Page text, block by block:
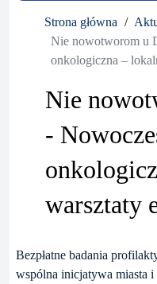
Strona główna
Nie nowotworom u
onkologiczna –
Nie
-
warsztaty
Bezpłatne badania
wspólna inicjatywa miasta